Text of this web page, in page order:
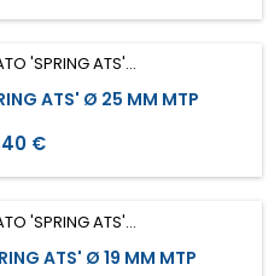
ATS' Ø 25 MM MTP
€
ATS' Ø 19 MM MTP